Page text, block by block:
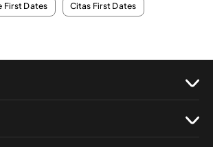
First Dates Citas First Dates